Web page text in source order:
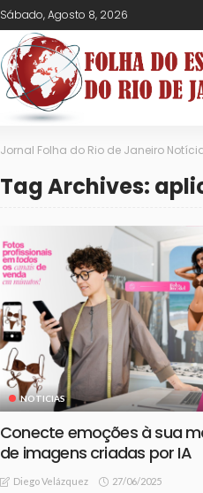
Sábado, Agosto 8, 2026
Jornal Folha do Rio de Janeiro
Tag Archives:
NOTICIAS
Conecte emoções à sua
de imagens criadas por IA
Diego Velázquez 27/06/2025